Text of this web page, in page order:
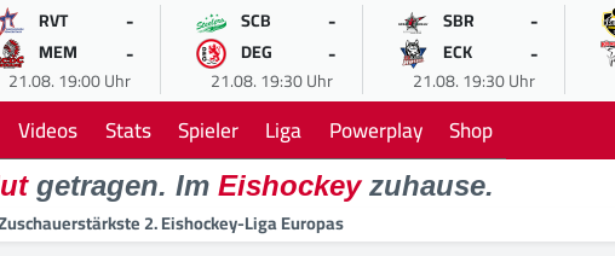
RVT -
MEM -
21.08. 19:00 Uhr
SCB -
DEG -
21.08. 19:30 Uhr
SBR -
ECK -
21.08. 19:30 Uhr
Videos Stats Spieler Liga Powerplay Shop
getragen. Im Eishockeyzuhause.
2. Eishockey-Liga Europas